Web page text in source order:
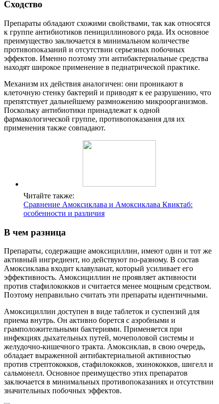
Сходство
Препараты обладают схожими свойствами, так как относятся
к группе антибиотиков пенициллинового ряда. Их основное
преимущество заключается в минимальном количестве
противопоказаний и отсутствии серьезных побочных
эффектов. Именно поэтому эти антибактериальные средства
находят широкое применение в педиатрической практике.
Механизм их действия аналогичен: они проникают в
клеточную стенку бактерий и приводят к ее разрушению, что
препятствует дальнейшему размножению микроорганизмов.
Поскольку антибиотики принадлежат к одной
фармакологической группе, противопоказания для их
применения также совпадают.
Читайте также:
Сравнение Амоксиклава и Амоксиклава Квиктаб:
особенности и различия
В чем разница
Препараты, содержащие амоксициллин, имеют один и тот же
активный ингредиент, но действуют по-разному. В состав
Амоксиклава входит клавуланат, который усиливает его
эффективность. Амоксициллин не проявляет активности
против стафилококков и считается менее мощным средством.
Поэтому неправильно считать эти препараты идентичными.
Амоксициллин доступен в виде таблеток и суспензий для
приема внутрь. Он активно борется с аэробными и
грамположительными бактериями. Применяется при
инфекциях дыхательных путей, мочеполовой системы и
желудочно-кишечного тракта. Амоксиклав, в свою очередь,
обладает выраженной антибактериальной активностью
против стрептококков, стафилококков, эхинококков, шигелл и
сальмонелл. Основное преимущество этих препаратов
заключается в минимальных противопоказаниях и отсутствии
значительных побочных эффектов.